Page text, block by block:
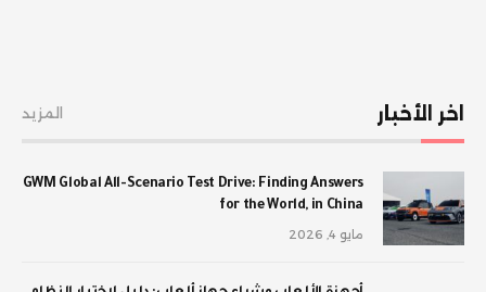
اخر الأخبار المزيد
GWM Global All-Scenario Test Drive: Finding Answers
for the World, in China
مايو 4, 2026